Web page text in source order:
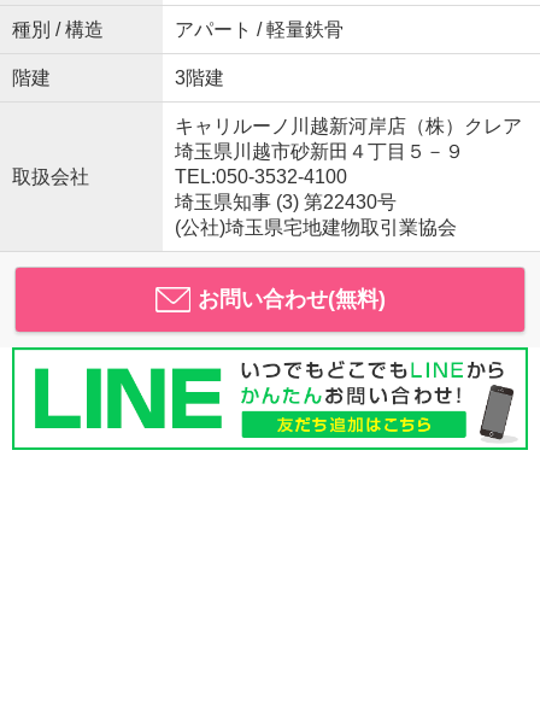
種別 / 構造 アパート / 軽量鉄骨
階建 3階建
取扱会社
キャリルーノ川越新河岸店（株）クレア
埼玉県川越市砂新田４丁目５－９
TEL:050-3532-4100
埼玉県知事 (3) 第22430号
(公社)埼玉県宅地建物取引業協会
お問い合わせ(無料)